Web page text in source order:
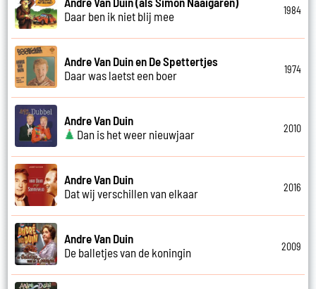
Daar ben ik niet blij mee
1984
Andre Van Duin en De Spettertjes
Daar was laetst een boer
1974
Andre Van Duin
Dan is het weer nieuwjaar
2010
Andre Van Duin
Dat wij verschillen van elkaar
2016
Andre Van Duin
De balletjes van de koningin
2009